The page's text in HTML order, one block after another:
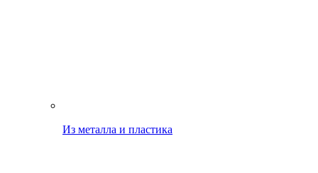
Из металла и пластика